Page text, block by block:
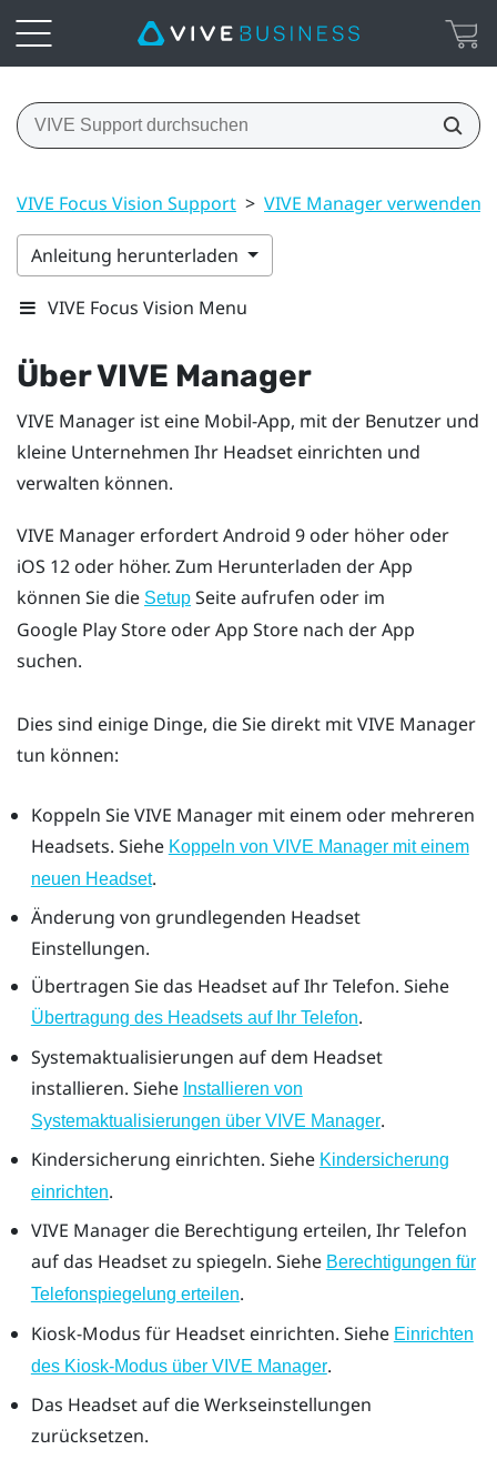
VIVE Focus Vision Support > VIVE Manager verwenden
Anleitung herunterladen
VIVE Focus Vision Menu
ÜberVIVE Manager
VIVE Manager ist eine Mobil-App, mit der Benutzer und
kleine Unternehmen Ihr Headset einrichten und
verwalten können.
VIVE Manager erfordertAndroid 9 oder höher oder
iOS 12 oder höher. Zum Herunterladen der App
können Sie die Setup Seite aufrufen oder im
Google Play Store oder App Store nach der App
suchen.
Dies sind einige Dinge, die Sie direkt mitVIVE Manager
tun können:
Koppeln SieVIVE Managermit einem oder mehreren
Headsets. Siehe Koppeln von VIVE Manager mit einem
neuen Headset.
Änderung von grundlegenden Headset
Einstellungen.
Übertragen Sie das Headset auf Ihr Telefon. Siehe
Übertragung des Headsets auf Ihr Telefon.
Systemaktualisierungen auf dem Headset
installieren. Siehe Installieren von
Systemaktualisierungen über VIVE Manager.
Kindersicherung einrichten. Siehe Kindersicherung
einrichten.
VIVE Managerdie Berechtigung erteilen, Ihr Telefon
auf das Headset zu spiegeln. Siehe Berechtigungen für
Telefonspiegelung erteilen.
Kiosk-Modus für Headset einrichten. Siehe Einrichten
des Kiosk-Modus über VIVE Manager.
Das Headset auf die Werkseinstellungen
zurücksetzen.